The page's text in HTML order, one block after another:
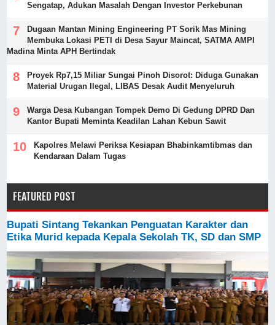
Sengatap, Adukan Masalah Dengan Investor Perkebunan
Dugaan Mantan Mining Engineering PT Sorik Mas Mining
Membuka Lokasi PETI di Desa Sayur Maincat, SATMA AMPI
Madina Minta APH Bertindak
Proyek Rp7,15 Miliar Sungai Pinoh Disorot: Diduga Gunakan
Material Urugan Ilegal, LIBAS Desak Audit Menyeluruh
Warga Desa Kubangan Tompek Demo Di Gedung DPRD Dan
Kantor Bupati Meminta Keadilan Lahan Kebun Sawit
Kapolres Melawi Periksa Kesiapan Bhabinkamtibmas dan
Kendaraan Dalam Tugas
FEATURED POST
Bupati Sintang Tekankan Penguatan Karakter dan
Etika Murid kepada Kepala Sekolah TK, SD dan SMP